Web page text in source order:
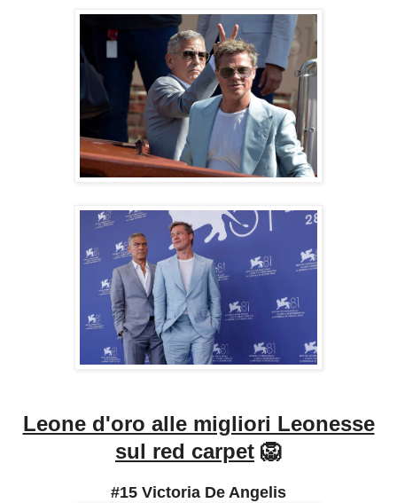
Leone d'oro alle migliori Leonesse
sul red carpet 🦁
#15 Victoria De Angelis